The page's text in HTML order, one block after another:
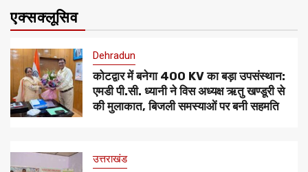
एक्सक्लूसिव
Dehradun
कोटद्वार में बनेगा 400 KV का बड़ा उपसंस्थान:
एमडी पी.सी. ध्यानी ने विस अध्यक्ष ऋतु खण्डूरी से
की मुलाकात, बिजली समस्याओं पर बनी सहमति
उत्तराखंड